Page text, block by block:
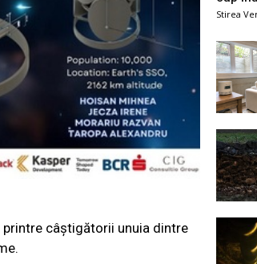
printre câştigătorii unuia dintre
Stirea